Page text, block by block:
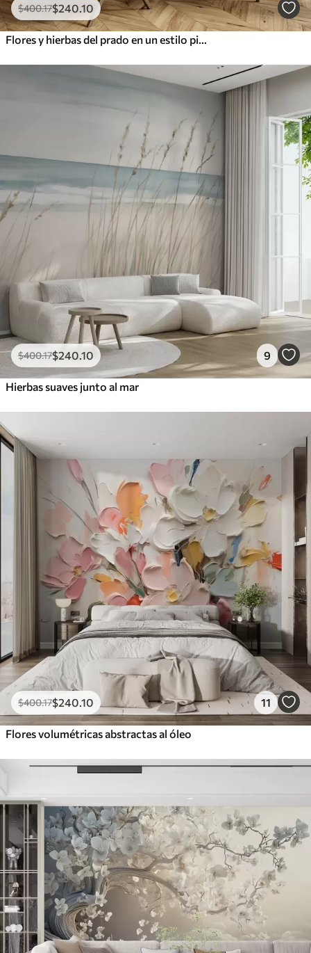
$400.17$240 .10
$400.17$240 .10 9
Hierbas suaves junto al mar
$400.17$240 .10 11
Flores volumétricas abstractas al óleo